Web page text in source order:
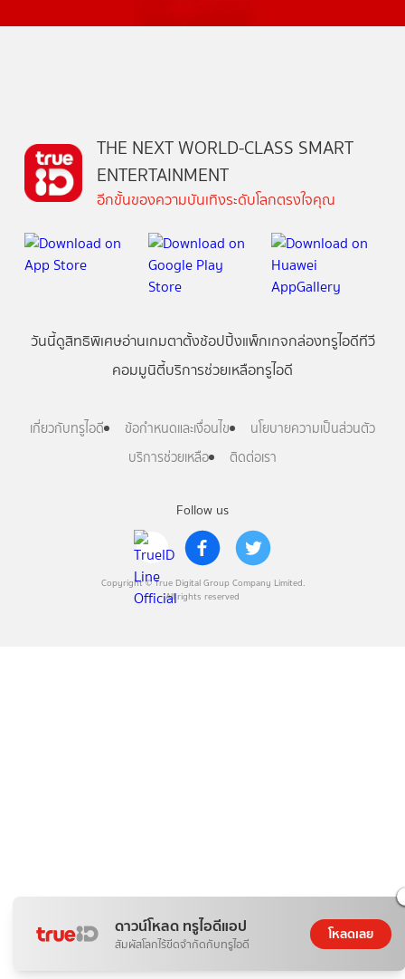
ดาวน์โหลด ทรูไอดีแอป
สัมผัสโลกไร้ขีดจำกัดกับทรูไอดี
โหลดเลย
Follow us
Copyright © True Digital Group Company Limited.
All rights reserved
THE NEXT WORLD-CLASS SMART
ENTERTAINMENT
อีกขั้นของความบันเทิงระดับโลกตรงใจคุณ
วันนี้ดูสิทธิพิเศษอ่านเกมตาตั้งช้อปปิ้งแพ็กเกจกล่องทรูไอดีทีวี
คอมมูนิตี้บริการช่วยเหลือทรูไอดี
เกี่ยวกับทรูไอดี ข้อกำหนดและเงื่อนไข
นโยบายความเป็นส่วนตัว
บริการช่วยเหลือ
ติดต่อเรา